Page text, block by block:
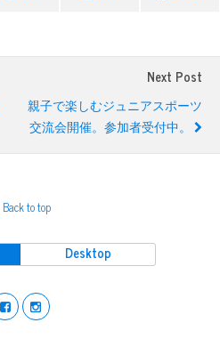
Next Post
親子で楽しむジュニアスポーツ
交流会開催。参加者受付中。
Back to top
Desktop